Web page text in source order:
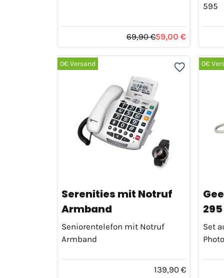
69,90 €59,00 €
595
0€ Versand
Serenities mit Notruf
Armband
Seniorentelefon mit Notruf
Armband
139,90 €
0€
295
Set